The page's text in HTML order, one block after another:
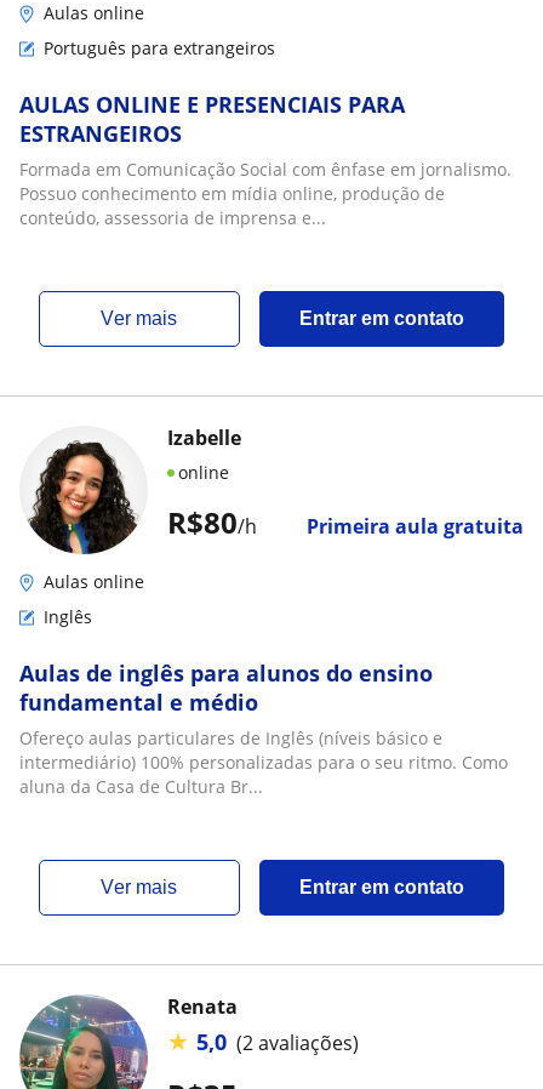
Aulas online
Português para extrangeiros
AULAS ONLINE E PRESENCIAIS PARA
ESTRANGEIROS
Formada em Comunicação Social com ênfase em jornalismo.
Possuo conhecimento em mídia online, produção de
conteúdo, assessoria de imprensa e...
ver mais Entrar em contato
R$80/h Primeira aula gratuita
Izabelle
online
Aulas online
Inglês
Aulas de inglês para alunos do ensino
fundamental e médio
Ofereço aulas particulares de Inglês (níveis básico e
intermediário) 100% personalizadas para o seu ritmo. Como
aluna da Casa de Cultura Br...
ver mais Entrar em contato
Renata
★ 5,0 (2 avaliações)